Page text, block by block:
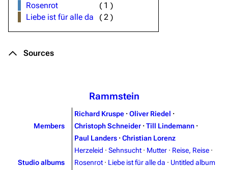
Rosenrot
( 1 )
Liebe ist für alle da
(2 )
Sources
Rammstein
Members
Richard Kruspe · Oliver Riedel ·
Christoph Schneider · Till Lindemann ·
Paul Landers · Christian Lorenz
Studio albums
Herzeleid · Sehnsucht · Mutter · Reise, Reise ·
Rosenrot · Liebe ist für alle da · Untitled album